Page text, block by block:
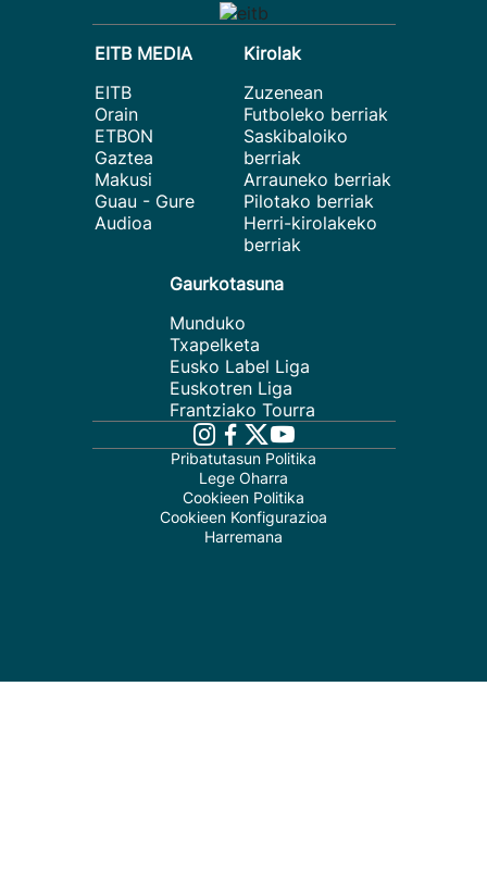
EITB MEDIA
EITB
Orain
ETBON
Gaztea
Makusi
Guau - Gure
Audioa
Kirolak
Zuzenean
Futboleko berriak
Saskibaloiko
berriak
Arrauneko berriak
Pilotako berriak
Herri-kirolakeko
berriak
Gaurkotasuna
Munduko
Txapelketa
Eusko Label Liga
Euskotren Liga
Frantziako Tourra
Pribatutasun Politika
Lege Oharra
Cookieen Politika
Cookieen Konfigurazioa
Harremana